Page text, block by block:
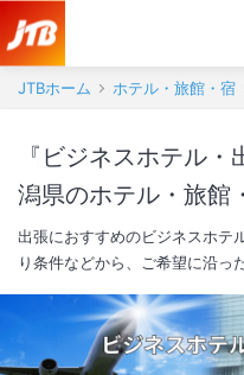
JTBホーム ホテル・旅館・宿
『ビジネスホテル
潟県のホテル・旅館
出張におすすめのビジネスホテ
り条件などから、ご希望に沿っ